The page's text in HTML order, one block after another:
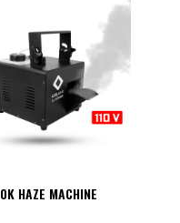
HAZE MACHINE